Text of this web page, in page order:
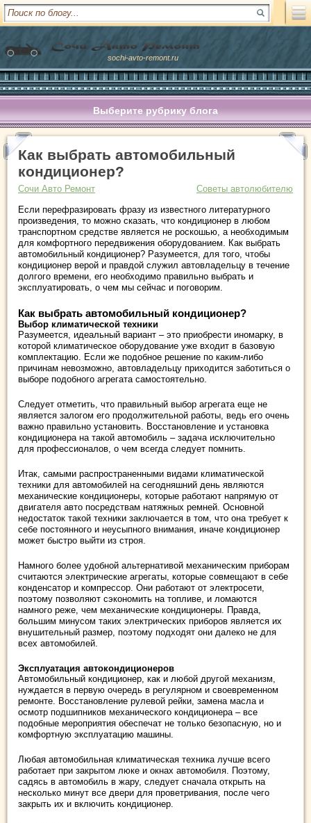
sochi-avto-remont.ru
Выберите рубрику блога
Как выбрать автомобильный
кондиционер?
Сочи Авто Ремонт
Советы автолюбителю
Если перефразировать фразу из известного литературного
произведения, то можно сказать, что кондиционер в любом
транспортном средстве является не роскошью, а необходимым
для комфортного передвижения оборудованием. Как выбрать
автомобильный кондиционер? Разумеется, для того, чтобы
кондиционер верой и правдой служил автовладельцу в течение
долгого времени, его необходимо правильно выбрать и
эксплуатировать, о чем мы сейчас и поговорим.
Как выбрать автомобильный кондиционер?
Выбор климатической техники
Разумеется, идеальный вариант – это приобрести иномарку, в
которой климатическое оборудование уже входит в базовую
комплектацию. Если же подобное решение по каким-либо
причинам невозможно, автовладельцу приходится заботиться о
выборе подобного агрегата самостоятельно.
Следует отметить, что правильный выбор агрегата еще не
является залогом его продолжительной работы, ведь его очень
важно правильно установить. Восстановление и установка
кондиционера на такой автомобиль – задача исключительно
для профессионалов, о чем всегда следует помнить.
Итак, самыми распространенными видами климатической
техники для автомобилей на сегодняшний день являются
механические кондиционеры, которые работают напрямую от
двигателя авто посредствам натяжных ремней. Основной
недостаток такой техники заключается в том, что она требует к
себе постоянного и неусыпного внимания, иначе кондиционер
может быстро выйти из строя.
Намного более удобной альтернативой механическим приборам
считаются электрические агрегаты, которые совмещают в себе
конденсатор и компрессор. Они работают от электросети,
поэтому позволяют сэкономить на топливе, и ломаются
намного реже, чем механические кондиционеры. Правда,
большим минусом таких электрических приборов является их
внушительный размер, поэтому подходят они далеко не для
всех автомобилей.
Эксплуатация автокондиционеров
Автомобильный кондиционер, как и любой другой механизм,
нуждается в первую очередь в регулярном и своевременном
ремонте. Восстановление рулевой рейки, замена масла и
осмотр подшипников механического кондиционера – все
подобные мероприятия обеспечат не только безопасную, но и
комфортную эксплуатацию машины.
Любая автомобильная климатическая техника лучше всего
работает при закрытом люке и окнах автомобиля. Поэтому,
садясь в автомобиль в жару, следует сначала открыть на
несколько минут все двери для проветривания, после чего
закрыть их и включить кондиционер.